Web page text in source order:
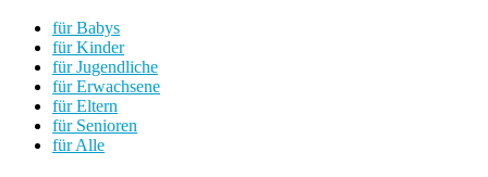
für Babys
für Kinder
für Jugendliche
für Erwachsene
für Eltern
für Senioren
für Alle